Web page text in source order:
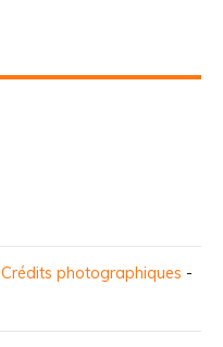
Crédits photographiques -